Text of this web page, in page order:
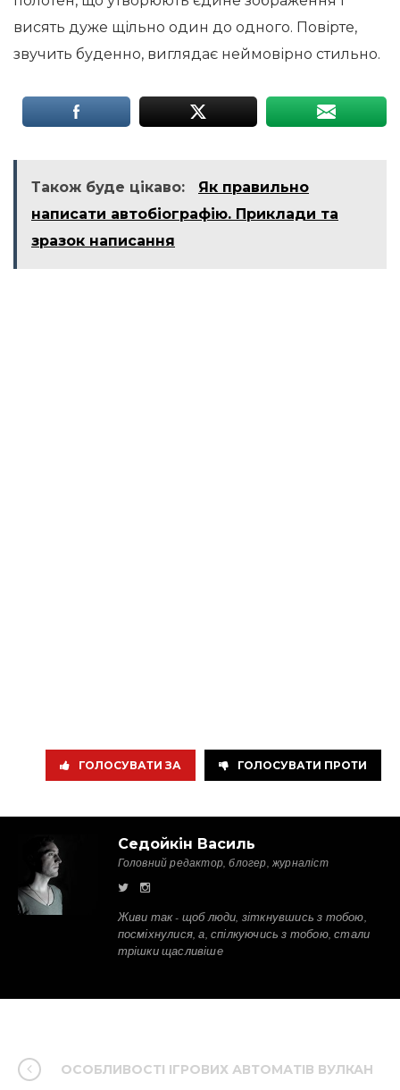
висять дуже щільно один до одного. Повірте,
звучить буденно, виглядає неймовірно стильно.
Також буде цікаво:
Як правильно
написати автобіографію. Приклади та
зразок написання
ГОЛОСУВАТИ ЗА ГОЛОСУВАТИ ПРОТИ
Седойкін Василь
Головний редактор, блогер, журналіст
Живи так - щоб люди, зіткнувшись з тобою,
посміхнулися, а, спілкуючись з тобою, стали
трішки щасливіше
ОСОБЛИВОСТІ ІГРОВИХ АВТОМАТІВ ВУЛКАН